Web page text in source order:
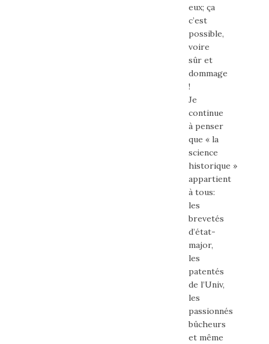
eux; ça
c’est
possible,
voire
sûr et
dommage
!
Je
continue
à penser
que « la
science
historique »
appartient
à tous:
les
brevetés
d’état-
major,
les
patentés
de l’Univ,
les
passionnés
bûcheurs
et même